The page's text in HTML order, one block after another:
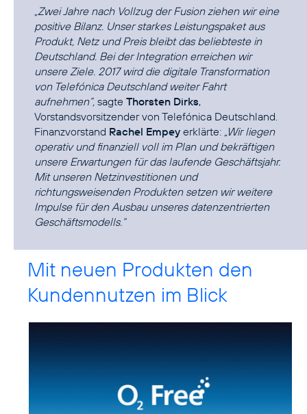
„Zwei Jahre nach Vollzug der Fusion ziehen wir eine
positive Bilanz. Unser starkes Leistungspaket aus
Produkt, Netz und Preis bleibt das beliebteste in
Deutschland. Bei der Integration erreichen wir
unsere Ziele. 2017 wird die digitale Transformation
von Telefónica Deutschland weiter Fahrt
aufnehmen“, sagte Thorsten Dirks,
Vorstandsvorsitzender von Telefónica Deutschland.
Finanzvorstand Rachel Empey erklärte: „Wir liegen
operativ und finanziell voll im Plan und bekräftigen
unsere Erwartungen für das laufende Geschäftsjahr.
Mit unseren Netzinvestitionen und
richtungsweisenden Produkten setzen wir weitere
Impulse für den Ausbau unseres datenzentrierten
Geschäftsmodells.“
Mit neuen Produkten den
Kundennutzen im Blick